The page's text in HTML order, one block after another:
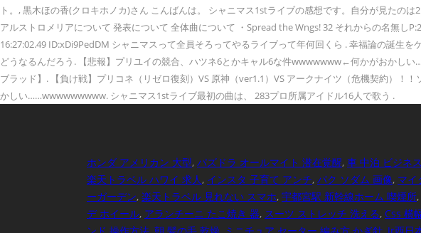
ト。, 黒木ほの香(クロキホノカ)さん こんばんは。 シャニマス1stライブの感想です。自分が見たの
アルストロメリアについて 発表について 全体曲について ・Spread the Wngs! 32 それからの名無し
16:27:02.49 ID:xDi9PedDM シャニマスって全員そろってやるライブって年何回くら . 幸福論の誕生
どうなるんだろう. 【悲報】プリユイの競合、ハツネ6とかキャル6な件wwwwwww←何かがおかし
ブラッド】. 【負け戦】プリコネ（リゼロ復刻）VS 原神（ver1.1）VS アークナイツ（危機契約）
かしい……wwwwwwwww. シャニマス1stライブ最初の曲は、 283プロ所属アイドル16人で歌う .
ホンダ アメリカン 大型, パズドラ オールマイト 潜在覚醒, 車 中泊 ビジネ
楽天トラベル ハワイ 求人, インスタ 子育て アンチ, パク ソダム 画像, マイ
ーガーデン, 楽天トラベル 見れない スマホ, 宇都宮駅 新幹線ホーム 喫煙所,
デ ホイール, アランチーニ たこ焼き 器, スーツ ストレッチ 洗える, Css 横